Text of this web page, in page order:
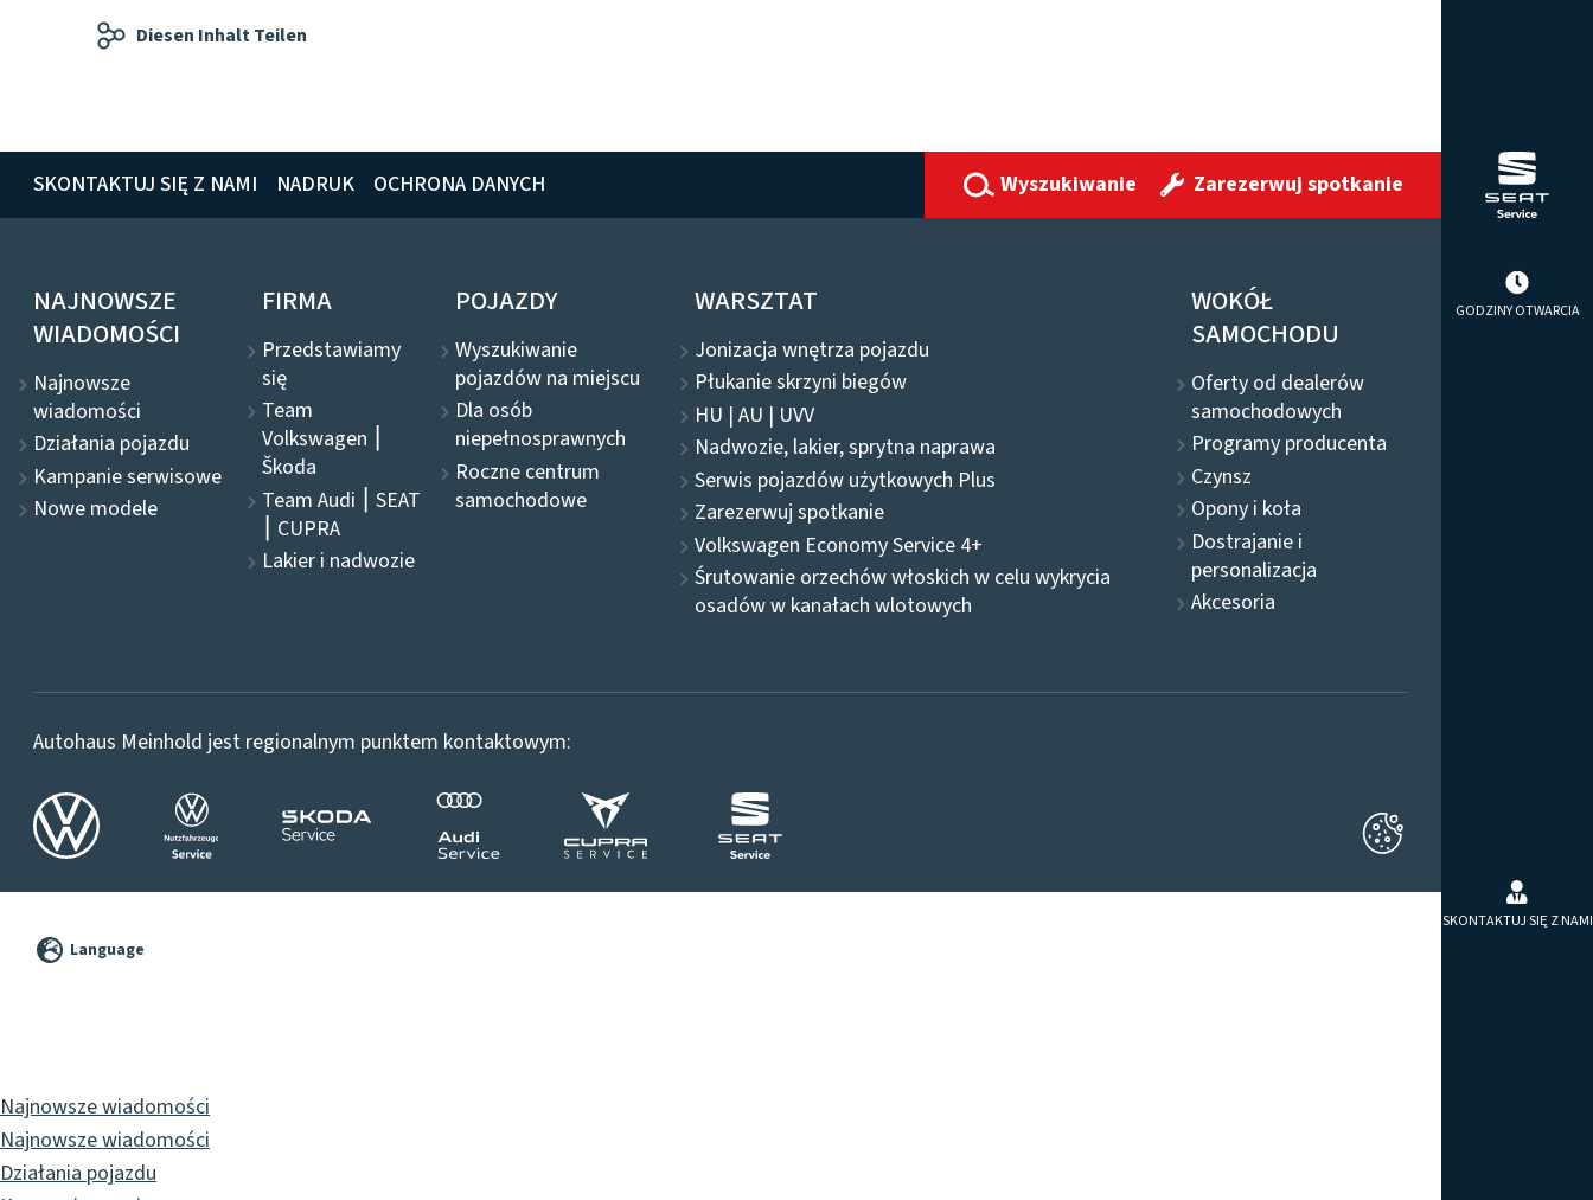
GODZINY OTWARCIA
SKONTAKTUJ SIĘ Z NAMI
Diesen Inhalt Teilen
SKONTAKTUJ SIĘ Z NAMI NADRUK OCHRONA DANYCH Wyszukiwanie Zarezerwuj spotkanie
NAJNOWSZE
WIADOMOŚCI
Najnowsze
wiadomości
Działania pojazdu
Kampanie serwisowe
Nowe modele
FIRMA
Przedstawiamy
się
Team
Volkswagen ⎮
Škoda
Team Audi ⎮ SEAT
⎮ CUPRA
Lakier i nadwozie
POJAZDY
Wyszukiwanie
pojazdów na miejscu
Dla osób
niepełnosprawnych
Roczne centrum
samochodowe
WARSZTAT
Jonizacja wnętrza pojazdu
Płukanie skrzyni biegów
HU | AU | UVV
Nadwozie, lakier, sprytna naprawa
Serwis pojazdów użytkowych Plus
Zarezerwuj spotkanie
Volkswagen Economy Service 4+
Śrutowanie orzechów włoskich w celu wykrycia
osadów w kanałach wlotowych
WOKÓŁ
SAMOCHODU
Oferty od dealerów
samochodowych
Programy producenta
Czynsz
Opony i koła
Dostrajanie i
personalizacja
Akcesoria
Autohaus Meinhold jest regionalnym punktem kontaktowym:
2026
Pixelbrand
Language
Najnowsze wiadomości
Najnowsze wiadomości
Działania pojazdu